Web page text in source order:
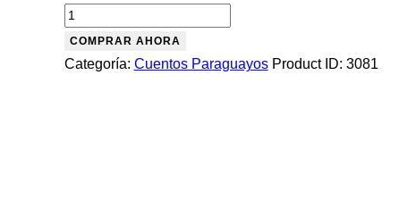
COMPRAR AHORA
Categoría: Cuentos Paraguayos Product ID: 3081